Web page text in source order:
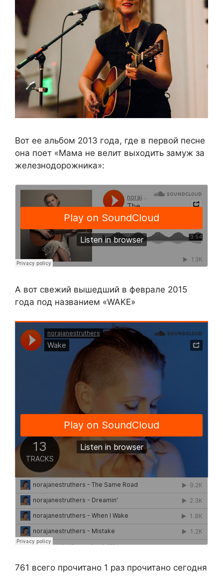
Вот ее альбом 2013 года, где в первой песне
она поет «Мама не велит выходить замуж за
железнодорожника»:
А вот свежий вышедший в феврале 2015
года под названием «WAKE»
761 всего прочитано 1 раз прочитано сегодня